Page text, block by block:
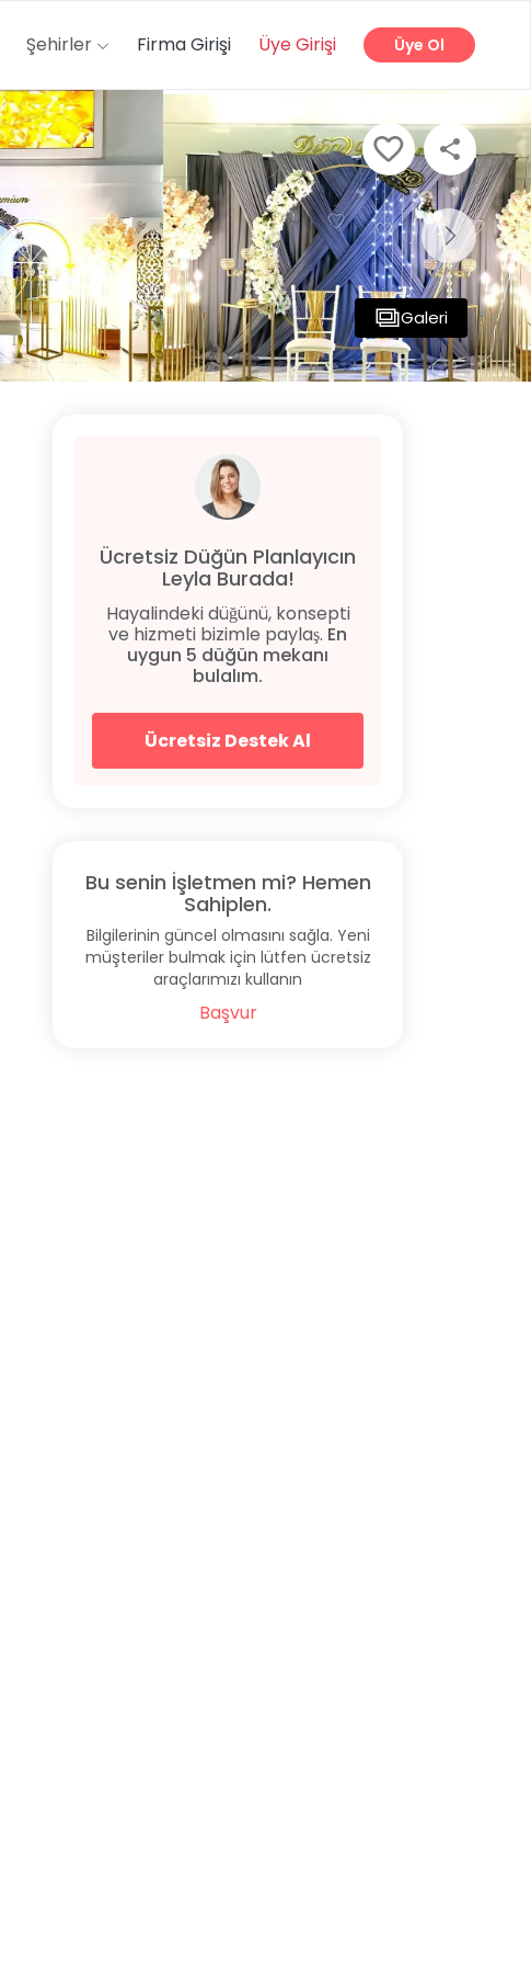
Şehirler Firma Girişi Üye Girişi Üye Ol
Galeri
Ücretsiz Düğün Planlayıcın
Leyla Burada!
Hayalindeki düğünü, konsepti
ve hizmeti bizimle paylaş. En
uygun 5 düğün mekanı
bulalım.
Ücretsiz Destek Al
Bu senin İşletmen mi? Hemen
Sahiplen.
Bilgilerinin güncel olmasını sağla. Yeni
müşteriler bulmak için lütfen ücretsiz
araçlarımızı kullanın
Başvur